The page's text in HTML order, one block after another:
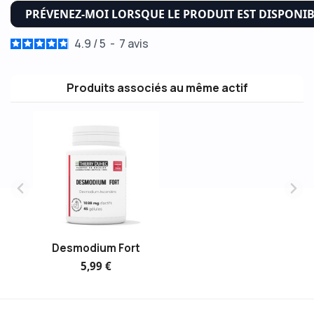
PRÉVENEZ-MOI LORSQUE LE PRODUIT EST
4.9 /5 - 7 avis
Produits associés au même actif
Desmodium Fort
5,99 €